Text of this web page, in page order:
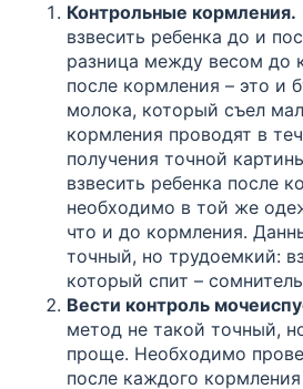
Контрольные кормления.
взвесить ребенка до и
разница между весом до
после кормления – это и
молока, который съел
кормления проводят в
получения точной
взвесить ребенка после
необходимо в той же
что и до кормления.
точный, но трудоемкий:
который спит –
Вести контроль
метод не такой точный,
проще. Необходимо
после каждого